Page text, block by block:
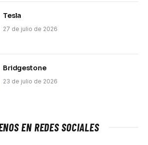
Tesla
27 de julio de 2026
Bridgestone
23 de julio de 2026
EN REDES SOCIALES